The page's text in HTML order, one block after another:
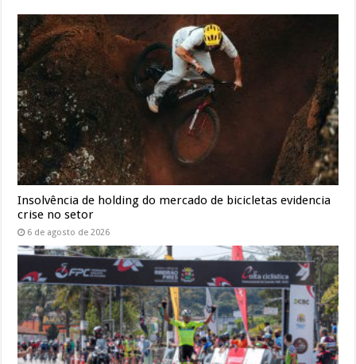
Insolvência de holding do mercado de bicicletas evidencia
crise no setor
6 de agosto de 2026